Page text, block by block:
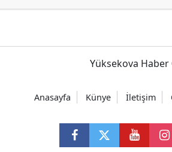
Yüksekova
Anasayfa Künye İletişim